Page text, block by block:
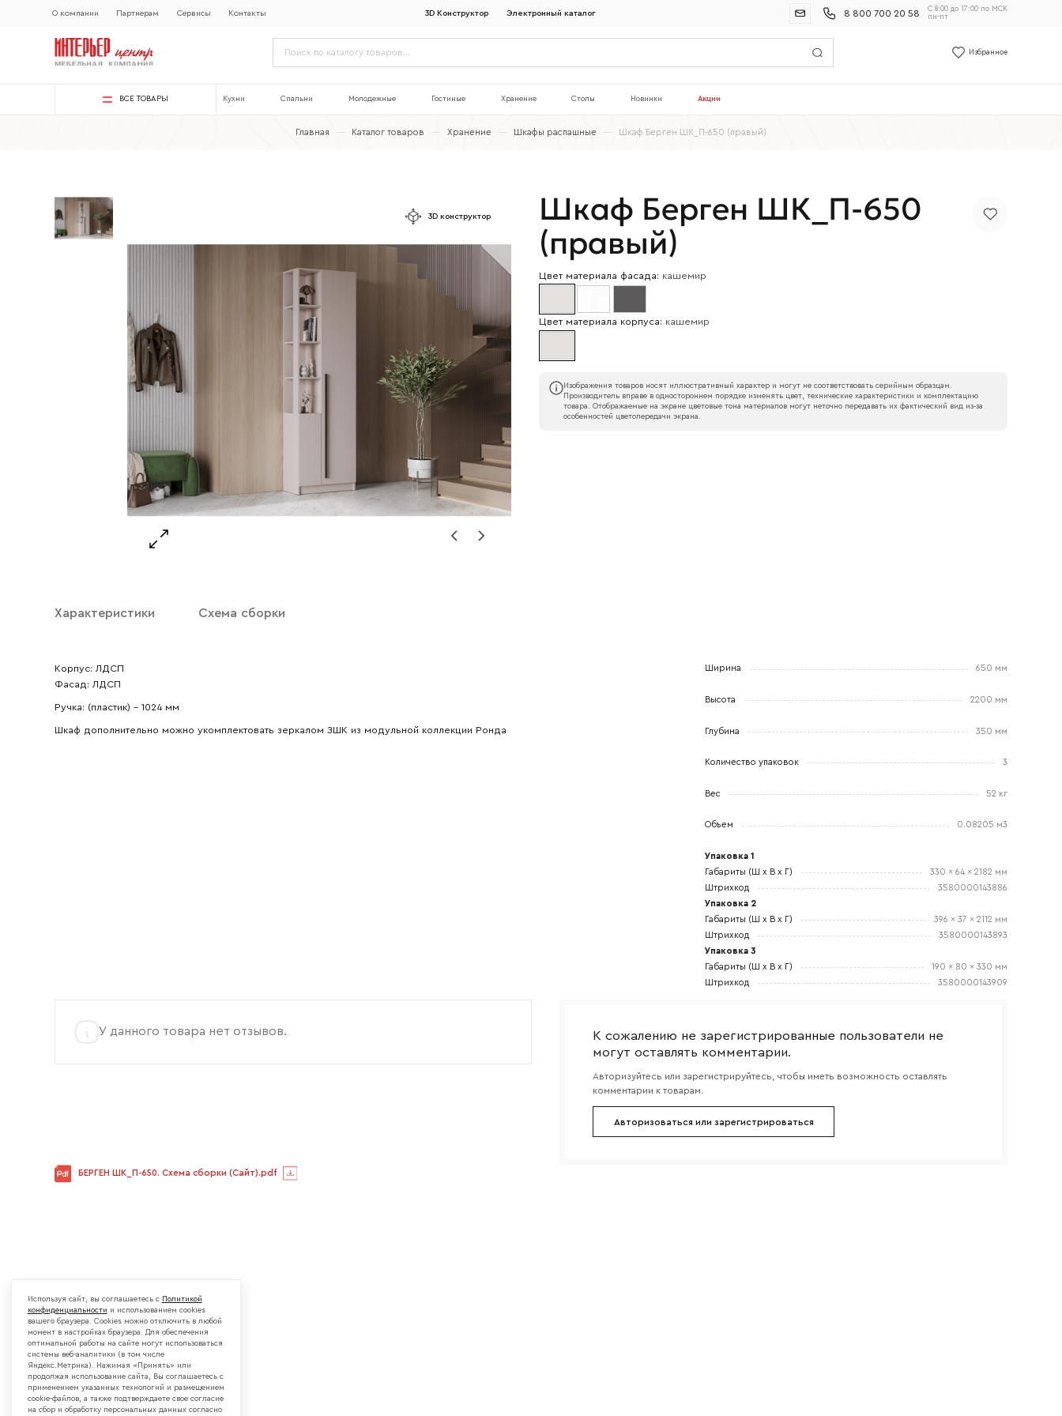
О компании Партнерам Сервисы Контакты 3D Конструктор Электронный каталог 8 800 700 20 58
С 8:00 до 17:00 по МСК
пн-пт
Избранное
ВСЕ ТОВАРЫ Кухни Спальни Молодежные Гостиные Хранение Столы Новинки Акции
Главная — Каталог товаров — Хранение — Шкафы распашные — Шкаф Берген ШК_П-650 (правый)
3D конструктор
Шкаф Берген ШК_П-650
(правый)
Цвет материала фасада: кашемир
Цвет материала корпуса: кашемир
Изображения товаров носят иллюстративный характер и могут не соответствовать серийным образцам.
Производитель вправе в одностороннем порядке изменять цвет, технические характеристики и комплектацию
товара. Отображаемые на экране цветовые тона материалов могут неточно передавать их фактический вид из‑за
особенностей цветопередачи экрана.
Характеристики Схема сборки
Корпус: ЛДСП
Фасад: ЛДСП
Ручка: (пластик) – 1024 мм
Шкаф дополнительно можно укомплектовать зеркалом ЗШК из модульной коллекции Ронда
Ширина 650 мм
Высота 2200 мм
Глубина 350 мм
Количество упаковок 3
Вес 52 кг
Объем 0.08205 м3
Упаковка 1
Габариты (Ш x В x Г)
330 x 64 x 2182 мм
Штрихкод
3580000143886
Упаковка 2
Габариты (Ш x В x Г)
396 x 37 x 2112 мм
Штрихкод
3580000143893
Упаковка 3
Габариты (Ш x В x Г)
190 x 80 x 330 мм
Штрихкод
3580000143909
У данного товара нет отзывов.
К сожалению не зарегистрированные пользователи не
могут оставлять комментарии.
Авторизуйтесь или зарегистрируйтесь, чтобы иметь возможность оставлять
комментарии к товарам.
Авторизоваться или зарегистрироваться
БЕРГЕН ШК_П-650. Схема сборки (Сайт).pdf
Ваш email
Используя сайт, вы соглашаетесь с Политикой
конфиденциальности и использованием cookies
вашего браузера. Cookies можно отключить в любой
момент в настройках браузера. Для обеспечения
оптимальной работы на сайте могут использоваться
системы веб-аналитики (в том числе
Яндекс.Метрика). Нажимая «Принять» или
продолжая использование сайта, Вы соглашаетесь с
применением указанных технологий и размещением
cookie-файлов, а также подтверждаете свое согласие
на сбор и обработку персональных данных согласно